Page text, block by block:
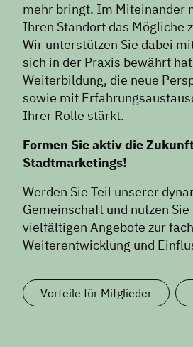
mehr bringt. Im Miteinander
Ihren Standort das Mögliche
Wir unterstützen Sie dabei
sich in der Praxis bewährt
Weiterbildung, die neue
sowie mit
Ihrer Rolle stärkt.
Formen Sie aktiv die
Stadtmarketings!
Werden Sie Teil unserer
Gemeinschaft und nutzen Sie
vielfältigen Angebote zur
Weiterentwicklung und
Vorteile für Mitglieder